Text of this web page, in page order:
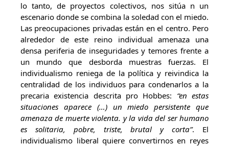
lo tanto, de proyectos colectivos, nos sitúa n un
escenario donde se combina la soledad con el miedo.
Las preocupaciones privadas están en el centro. Pero
alrededor de este reino individual amenaza una
densa periferia de inseguridades y temores frente a
un mundo que desborda muestras fuerzas. El
individualismo reniega de la política y reivindica la
centralidad de los individuos para condenarlos a la
precaria existencia descrita pro Hobbes: “en estas
situaciones aparece (…) un miedo persistente que
amenaza de muerte violenta. y la vida del ser humano
es solitaria, pobre, triste, brutal y corta”. El
individualismo liberal quiere convertirnos en reyes